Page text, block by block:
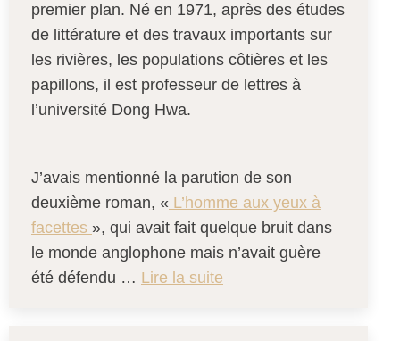
premier plan. Né en 1971, après des études
de littérature et des travaux importants sur
les rivières, les populations côtières et les
papillons, il est professeur de lettres à
l’université Dong Hwa.
J’avais mentionné la parution de son
deuxième roman, « L’homme aux yeux à
facettes », qui avait fait quelque bruit dans
le monde anglophone mais n’avait guère
été défendu … Lire la suite